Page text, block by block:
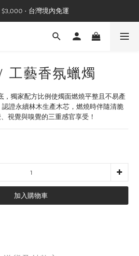
‧ 台灣境內免運
工藝香氛蠟燭
，獨家配方比例使燭面燃燒平整且不易產
認證永續林木生產木芯，燃燒時伴隨清脆
視覺與嗅覺的三重感官享受！
加入購物車